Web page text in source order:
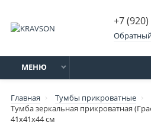
+7
МЕНЮ
Главная
Тумбы прикроватные
Тумба зеркальная прикроватная
41х41х44 см